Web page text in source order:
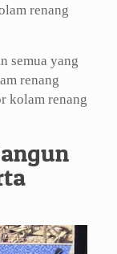
renang
semua yang
renang
kolam renang